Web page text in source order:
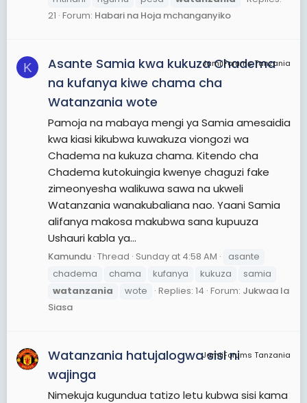
21 Forum: Habari na Hoja mchanganyiko
K JamiiForums Tanzania
Asante Samia kwa kukuza Chadema
na kufanya kiwe chama cha
Watanzania wote
Pamoja na mabaya mengi ya Samia amesaidia
kwa kiasi kikubwa kuwakuza viongozi wa
Chadema na kukuza chama. Kitendo cha
Chadema kutokuingia kwenye chaguzi fake
zimeonyesha walikuwa sawa na ukweli
Watanzania wanakubaliana nao. Yaani Samia
alifanya makosa makubwa sana kupuuza
Ushauri kabla ya...
Kamundu Thread Sunday at 4:58 AM
asante
chadema
chama kufanya kukuza
samia
watanzania
wote Replies: 14 Forum: Jukwaa la
Siasa
JamiiForums Tanzania
Watanzania hatujalogwa sisi ni
wajinga
Nimekuja kugundua tatizo letu kubwa sisi kama